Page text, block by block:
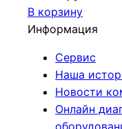
В корзину
Информация
Сервис
Наша
Новости
Онлайн